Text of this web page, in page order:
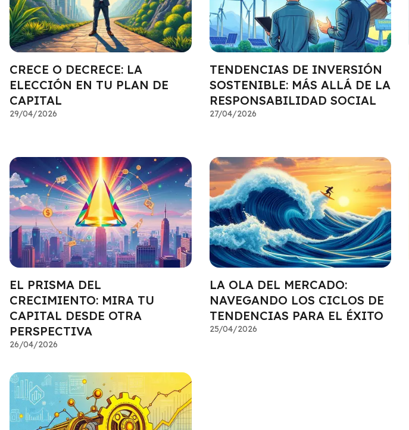
CRECE O DECRECE: LA
ELECCIÓN EN TU PLAN DE
CAPITAL
29/04/2026
TENDENCIAS DE INVERSIÓN
SOSTENIBLE: MÁS ALLÁ DE LA
RESPONSABILIDAD SOCIAL
27/04/2026
EL PRISMA DEL
CRECIMIENTO: MIRA TU
CAPITAL DESDE OTRA
PERSPECTIVA
26/04/2026
LA OLA DEL MERCADO:
NAVEGANDO LOS CICLOS DE
TENDENCIAS PARA EL ÉXITO
25/04/2026